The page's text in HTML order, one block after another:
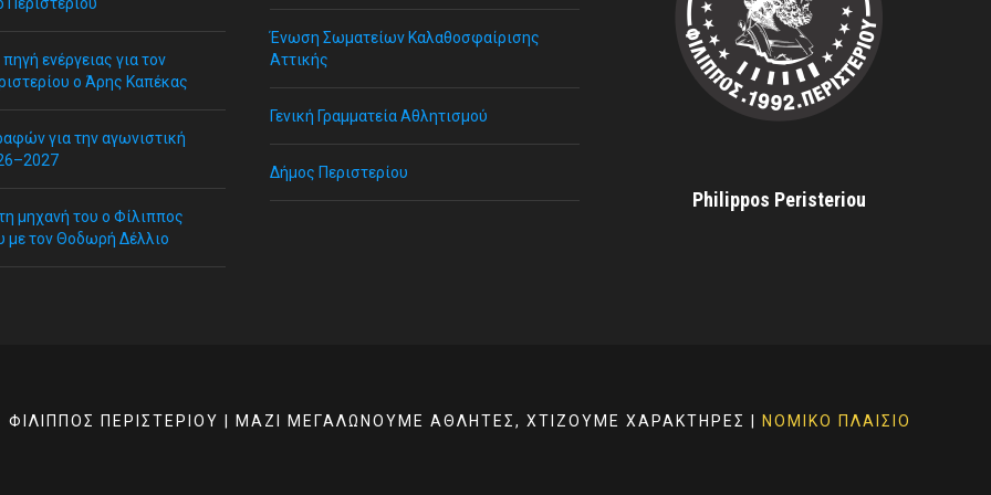
ενέργειας για τον
ο Άρης Καπέκας
για την αγωνιστική
μηχανή του ο Φίλιππος
με τον Θοδωρή Δέλλιο
Ένωση Σωματείων Καλαθοσφαίρισης
Αττικής
Γενική Γραμματεία Αθλητισμού
Δήμος Περιστερίου
Philippos Peristeriou
ΦΊΛΙΠΠΟΣ ΠΕΡΙΣΤΕΡΊΟΥ | ΜΑΖΊ ΜΕΓΑΛΏΝΟΥΜΕ ΑΘΛΗΤΈΣ, ΧΤΊΖΟΥΜΕ ΧΑΡΑΚΤΉΡΕΣ | ΝΟΜΙΚΌ ΠΛΑΊΣΙΟ